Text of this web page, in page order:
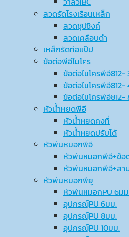
ลวดรัดโรงเรือนเหล็ก
ลวดชุปซิงค์
ลวดเคลือบดำ
เหล็กรัดท่อแป๊ป
ข้อต่อพีอีไมโคร
ข้อต่อไมโครพีอี812-
ข้อต่อไมโครพีอี812-
ข้อต่อไมโครพีอี812-
หัวน้ำหยดพีอี
หัวน้ำหยดคงที่
หัวน้ำหยดปรับได้
หัวพ่นหมอกพีอี
หัวพ่นหมอกพีอี+ข้อ
หัวพ่นหมอกพีอี+สาม
หัวพ่นหมอกพียู
หัวพ่นหมอกPU 6ม
อุปกรณ์ฺPU 6มม.
อุปกรณ์ฺPU 8มม.
อุปกรณ์ฺPU 10มม.